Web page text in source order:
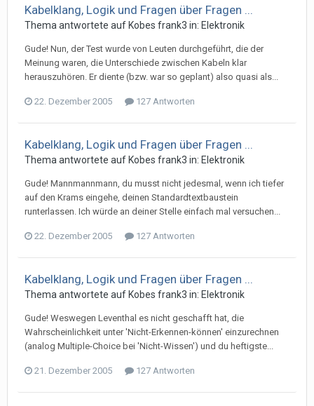
Kabelklang, Logik und Fragen über Fragen ...
Thema antwortete auf Kobes frank3 in: Elektronik
Gude! Nun, der Test wurde von Leuten durchgeführt, die der
Meinung waren, die Unterschiede zwischen Kabeln klar
herauszuhören. Er diente (bzw. war so geplant) also quasi als...
22. Dezember 2005 127 Antworten
Kabelklang, Logik und Fragen über Fragen ...
Thema antwortete auf Kobes frank3 in: Elektronik
Gude! Mannmannmann, du musst nicht jedesmal, wenn ich tiefer
auf den Krams eingehe, deinen Standardtextbaustein
runterlassen. Ich würde an deiner Stelle einfach mal versuchen...
22. Dezember 2005 127 Antworten
Kabelklang, Logik und Fragen über Fragen ...
Thema antwortete auf Kobes frank3 in: Elektronik
Gude! Weswegen Leventhal es nicht geschafft hat, die
Wahrscheinlichkeit unter 'Nicht-Erkennen-können' einzurechnen
(analog Multiple-Choice bei 'Nicht-Wissen') und du heftigste...
21. Dezember 2005 127 Antworten